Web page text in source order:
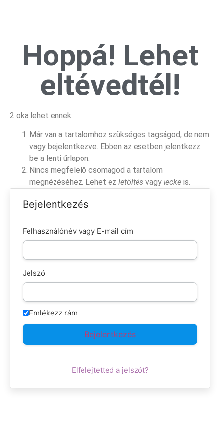
Hoppá! Lehet
eltévedtél!
2 oka lehet ennek:
Már van a tartalomhoz szükséges tagságod, de nem
vagy bejelentkezve. Ebben az esetben jelentkezz
be a lenti űrlapon.
Nincs megfelelő csomagod a tartalom
megnézéséhez. Lehet ez letöltés vagy lecke is.
Bejelentkezés
Felhasználónév vagy E-mail cím
Jelszó
Emlékezz rám
Elfelejtetted a jelszót?